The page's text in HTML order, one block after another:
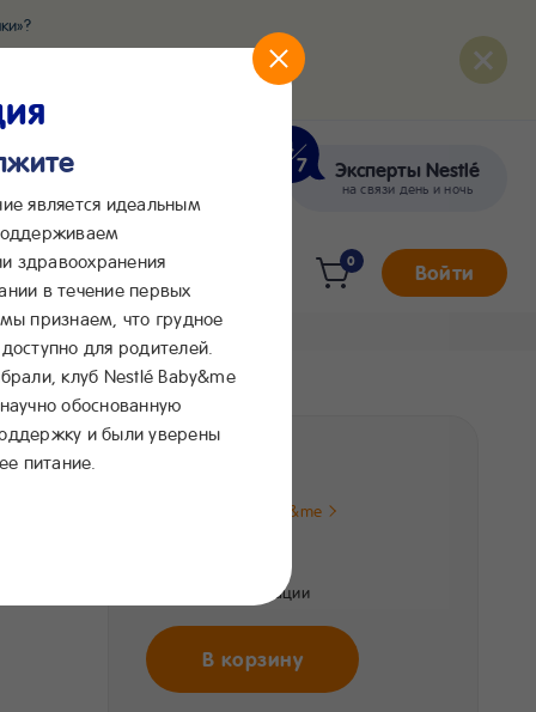
вашего малыша
Эксперты Nestlé
на связи день и ночь
0 Войти
Цена от Клуба Baby&me
Цена без регистрации
В корзину
является идеальным
здравоохранения
в течение первых
признаем, что грудное
для родителей.
клуб Nestlé Baby&me
обоснованную
и были уверены
питание.